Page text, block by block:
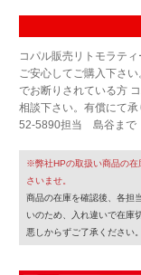
コパル販売リトモラテ
ご安心してご購入下さ
でお断りされている方
相談下さい。有償にて承
52-5890担当 島谷まで
※弊社HPの取扱い商品の在
さいませ。
商品の在庫を確認後、各担
いのため、入れ違いで在庫
悪しからずご了承ください。